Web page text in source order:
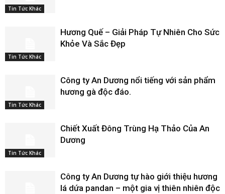
Tin Tức Khác
Tin Tức Khác
Hương Quế – Giải Pháp Tự Nhiên Cho Sức
Khỏe Và Sắc Đẹp
Tin Tức Khác
Công ty An Dương nổi tiếng với sản phẩm
hương gà độc đáo.
Tin Tức Khác
Chiết Xuất Đông Trùng Hạ Thảo Của An
Dương
Công ty An Dương tự hào giới thiệu hương
lá dứa pandan – một gia vị thiên nhiên độc